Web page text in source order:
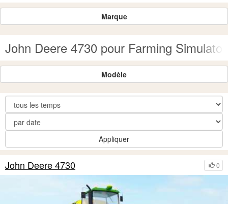
Marque
John Deere 4730 pour Farming
Modèle
Appliquer
0
John Deere 4730